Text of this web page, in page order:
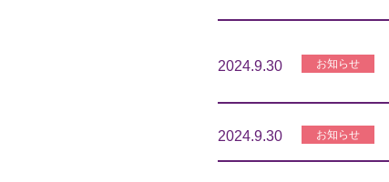
2024.9.30 お知らせ
2024.9.30 お知らせ